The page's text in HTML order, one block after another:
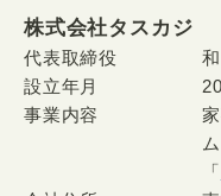
株式会社タスカジ
代表取締役
設立年月
事業内容
ム
「